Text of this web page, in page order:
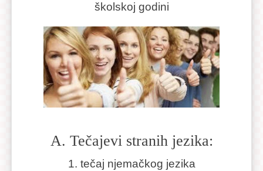
školskoj godini
A. Tečajevi stranih jezika:
1. tečaj njemačkog jezika